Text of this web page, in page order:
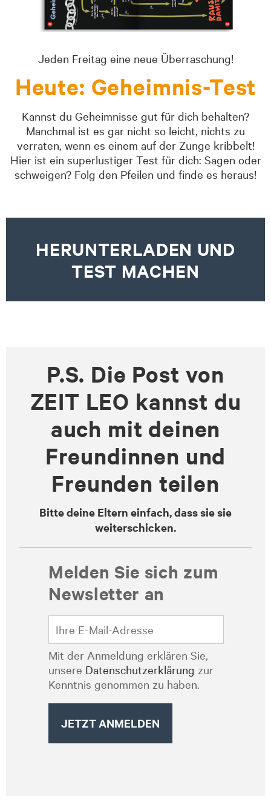
Jeden Freitag eine neue Überraschung!
Heute: Geheimnis-Test
Kannst du Geheimnisse gut für dich behalten?
Manchmal ist es gar nicht so leicht, nichts zu
verraten, wenn es einem auf der Zunge kribbelt!
Hier ist ein superlustiger Test für dich: Sagen oder
schweigen? Folg den Pfeilen und finde es heraus!
HERUNTERLADEN UND
TEST MACHEN
P.S. Die Post von
ZEIT LEO kannst du
auch mit deinen
Freundinnen und
Freunden teilen
Bitte deine Eltern einfach, dass sie sie
weiterschicken.
Melden Sie sich zum
Newsletter an
Mit der Anmeldung erklären Sie,
unsere Datenschutzerklärung zur
Kenntnis genommen zu haben.